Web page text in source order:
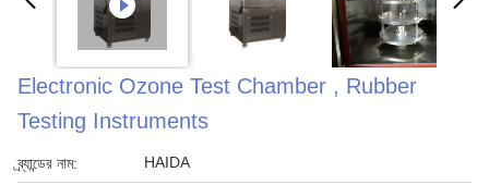
Electronic Ozone Test Chamber , Rubber
Testing Instruments
ব্র্যান্ডের নাম: HAIDA